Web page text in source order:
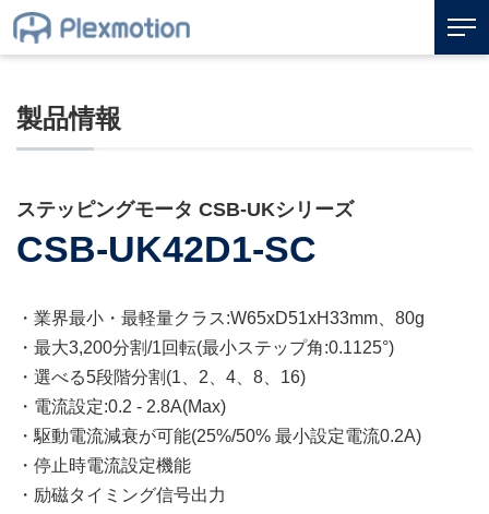
製品情報
ステッピングモータ CSB-UKシリーズ
CSB-UK42D1-SC
・業界最小・最軽量クラス:W65xD51xH33mm、80g
・最大3,200分割/1回転(最小ステップ角:0.1125°)
・選べる5段階分割(1、2、4、8、16)
・電流設定:0.2 - 2.8A(Max)
・駆動電流減衰が可能(25%/50% 最小設定電流0.2A)
・停止時電流設定機能
・励磁タイミング信号出力